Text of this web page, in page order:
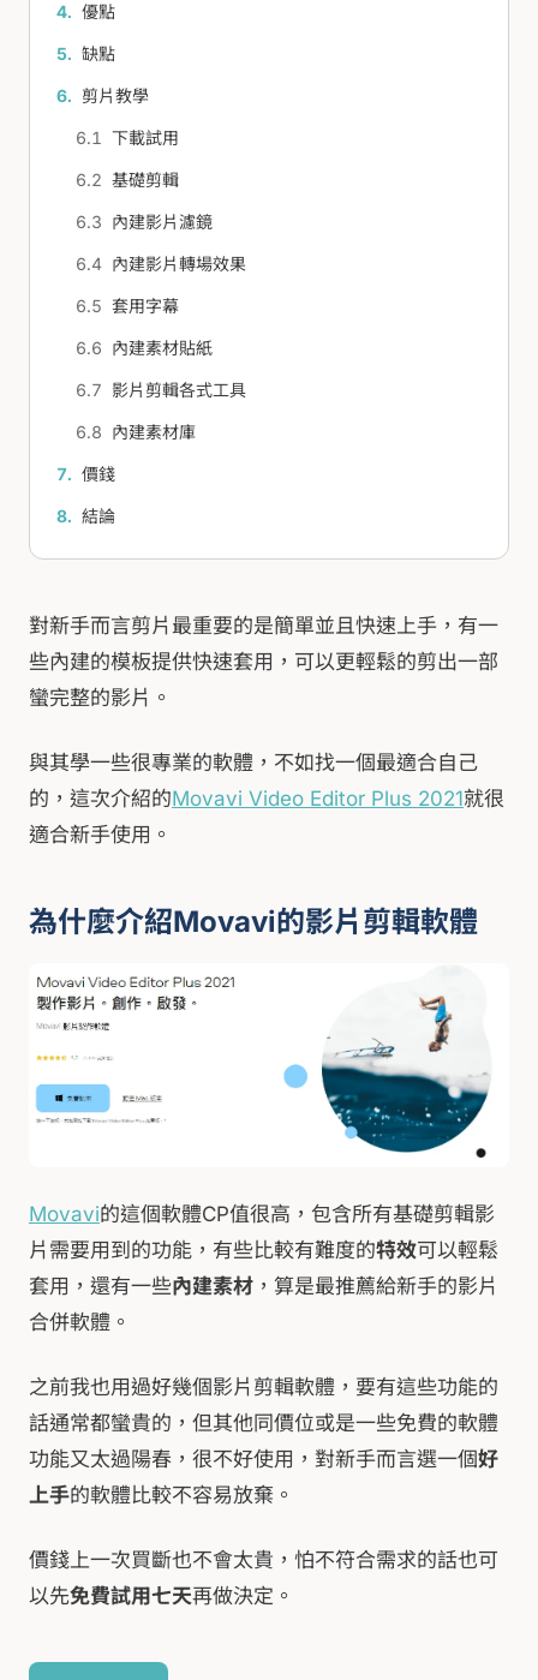
優點
缺點
剪片教學
下載試用
基礎剪輯
內建影片濾鏡
內建影片轉場效果
套用字幕
內建素材貼紙
影片剪輯各式工具
內建素材庫
價錢
結論
對新手而言剪片最重要的是簡單並且快速上手，有一
些內建的模板提供快速套用，可以更輕鬆的剪出一部
蠻完整的影片。
與其學一些很專業的軟體，不如找一個最適合自己
的，這次介紹的Movavi Video Editor Plus 2021就很
適合新手使用。
為什麼介紹Movavi的影片剪輯軟體
Movavi的這個軟體CP值很高，包含所有基礎剪輯影
片需要用到的功能，有些比較有難度的特效可以輕鬆
套用，還有一些內建素材 ，算是最推薦給新手的影片
合併軟體。
之前我也用過好幾個影片剪輯軟體，要有這些功能的
話通常都蠻貴的，但其他同價位或是一些免費的軟體
功能又太過陽春，很不好使用，對新手而言選一個好
上手的軟體比較不容易放棄。
價錢上一次買斷也不會太貴，怕不符合需求的話也可
以先免費試用七天再做決定。